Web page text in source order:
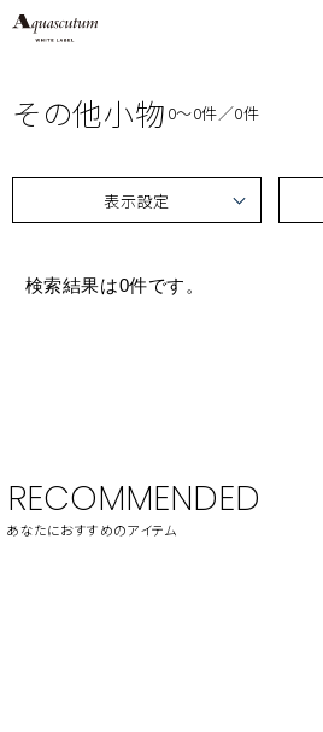
その他小物 0〜0件／0件
表示設定
検索結果は0件です。
RECOMMENDED
あなたにおすすめのアイテム